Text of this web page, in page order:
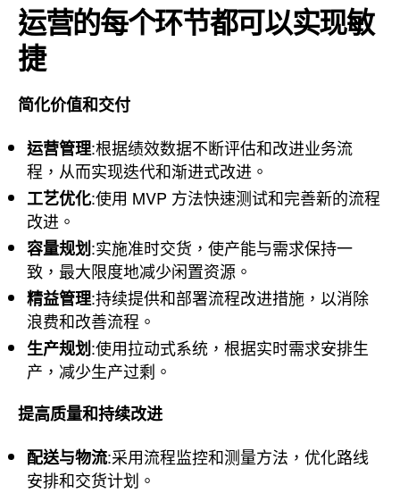
运营的每个环节都可以实现敏
捷
简化价值和交付
运营管理:根据绩效数据不断评估和改进业务流
程，从而实现迭代和渐进式改进。
工艺优化:使用 MVP 方法快速测试和完善新的流程
改进。
容量规划:实施准时交货，使产能与需求保持一
致，最大限度地减少闲置资源。
精益管理:持续提供和部署流程改进措施，以消除
浪费和改善流程。
生产规划:使用拉动式系统，根据实时需求安排生
产，减少生产过剩。
提高质量和持续改进
配送与物流:采用流程监控和测量方法，优化路线
安排和交货计划。